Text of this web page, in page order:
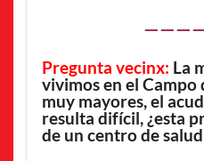
Pregunta vecinx: La
vivimos en el Campo
muy mayores, el
resulta difícil, ¿esta
de un centro de